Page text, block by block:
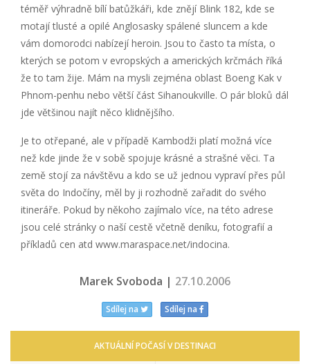
téměř výhradně bílí batůžkáři, kde znějí Blink 182, kde se
motají tlusté a opilé Anglosasky spálené sluncem a kde
vám domorodci nabízejí heroin. Jsou to často ta místa, o
kterých se potom v evropských a amerických krčmách říká
že to tam žije. Mám na mysli zejména oblast Boeng Kak v
Phnom-penhu nebo větší část Sihanoukville. O pár bloků dál
jde většinou najít něco klidnějšího.
Je to otřepané, ale v případě Kambodži platí možná více
než kde jinde že v sobě spojuje krásné a strašné věci. Ta
země stojí za návštěvu a kdo se už jednou vypraví přes půl
světa do Indočíny, měl by ji rozhodně zařadit do svého
itineráře. Pokud by někoho zajímalo více, na této adrese
jsou celé stránky o naší cestě včetně deníku, fotografií a
příkladů cen atd www.maraspace.net/indocina.
Marek Svoboda | 27.10.2006
Sdílej na Sdílej na
AKTUÁLNÍ POČASÍ V DESTINACI